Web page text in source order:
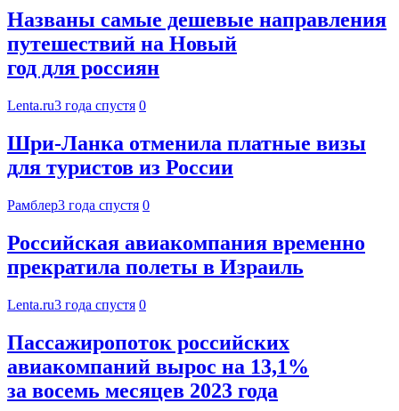
Названы самые дешевые направления
путешествий на Новый
год для россиян
Lenta.ru3 года спустя 0
Шри-Ланка отменила платные визы
для туристов из России
Рамблер3 года спустя 0
Российская авиакомпания временно
прекратила полеты в Израиль
Lenta.ru3 года спустя 0
Пассажиропоток российских
авиакомпаний вырос на 13,1%
за восемь месяцев 2023 года